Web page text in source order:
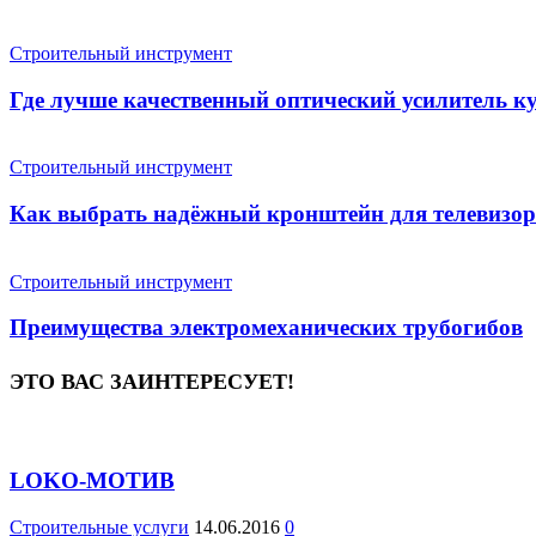
Строительный инструмент
Где лучше качественный оптический усилитель
Строительный инструмент
Как выбрать надёжный кронштейн для
Строительный инструмент
Преимущества электромеханических трубогибов
ЭТО ВАС ЗАИНТЕРЕСУЕТ!
LOKO-МОТИВ
Строительные услуги 14.06.2016 0